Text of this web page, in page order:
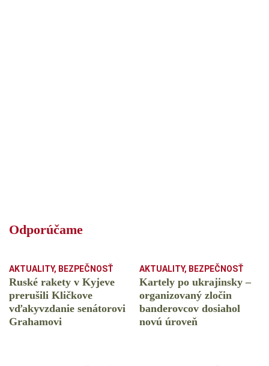
Odporúčame
AKTUALITY, BEZPEČNOSŤ
Ruské rakety v Kyjeve
prerušili Kličkove
vďakyvzdanie senátorovi
Grahamovi
AKTUALITY, BEZPEČNOSŤ
Kartely po ukrajinsky –
organizovaný zločin
banderovcov dosiahol
novú úroveň